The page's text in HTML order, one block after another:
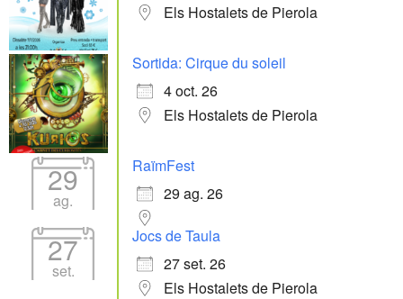
Els Hostalets de Pierola
Sortida: Cirque du soleil
4 oct. 26
Els Hostalets de Pierola
29
ag.
RaïmFest
29 ag. 26
27
set.
Jocs de Taula
27 set. 26
Els Hostalets de Pierola